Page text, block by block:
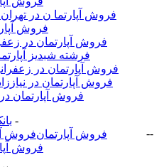
فروش آپارتما ن در تهران
فروش
فروش آپارتمان در زعفرانیه
فرشته شبدیز آپارتمان
فروش آپارتمان در زعفرانیه
فروش آپارتمان در نیاززاده
فروش آپارتمان
-
فروش آپارتمان
- فروش آپارتمان
-
فروش آپارتمان 282